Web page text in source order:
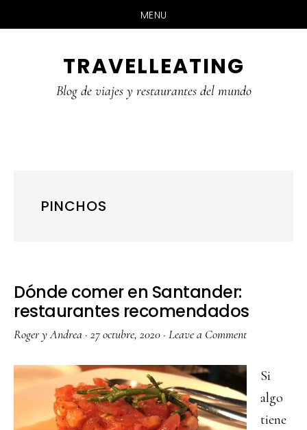
MENU
TRAVELLEATING
Blog de viajes y restaurantes del mundo
PINCHOS
Dónde comer en Santander:
restaurantes recomendados
Roger y Andrea · 27 octubre, 2020 · Leave a Comment
Si
algo
tiene